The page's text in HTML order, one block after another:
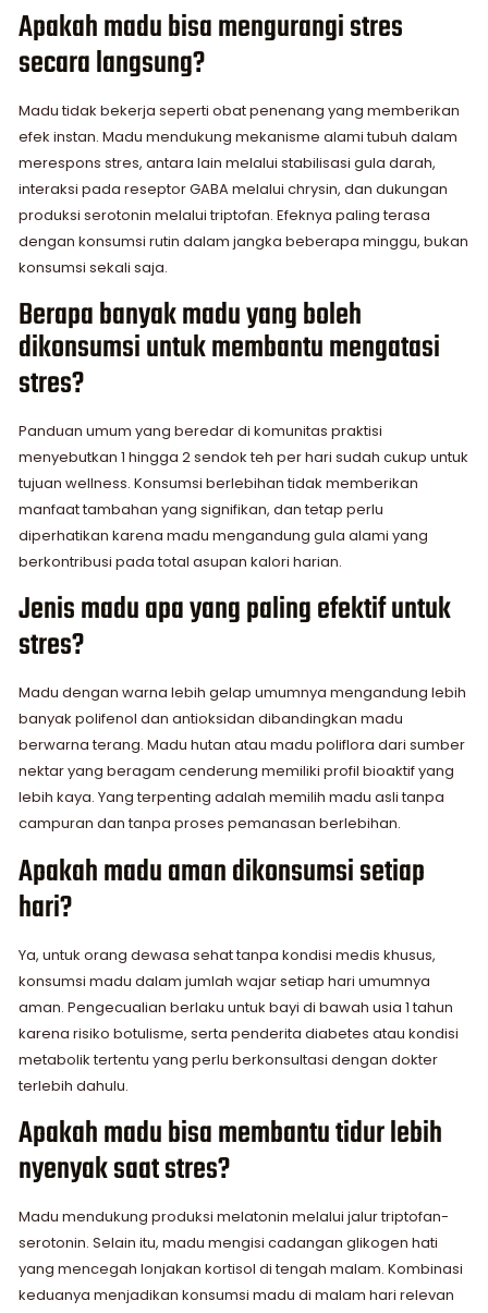
Apakah madu bisa mengurangi stres
secara langsung?
Madu tidak bekerja seperti obat penenang yang memberikan
efek instan. Madu mendukung mekanisme alami tubuh dalam
merespons stres, antara lain melalui stabilisasi gula darah,
interaksi pada reseptor GABA melalui chrysin, dan dukungan
produksi serotonin melalui triptofan. Efeknya paling terasa
dengan konsumsi rutin dalam jangka beberapa minggu, bukan
konsumsi sekali saja.
Berapa banyak madu yang boleh
dikonsumsi untuk membantu mengatasi
stres?
Panduan umum yang beredar di komunitas praktisi
menyebutkan 1 hingga 2 sendok teh per hari sudah cukup untuk
tujuan wellness. Konsumsi berlebihan tidak memberikan
manfaat tambahan yang signifikan, dan tetap perlu
diperhatikan karena madu mengandung gula alami yang
berkontribusi pada total asupan kalori harian.
Jenis madu apa yang paling efektif untuk
stres?
Madu dengan warna lebih gelap umumnya mengandung lebih
banyak polifenol dan antioksidan dibandingkan madu
berwarna terang. Madu hutan atau madu poliflora dari sumber
nektar yang beragam cenderung memiliki profil bioaktif yang
lebih kaya. Yang terpenting adalah memilih madu asli tanpa
campuran dan tanpa proses pemanasan berlebihan.
Apakah madu aman dikonsumsi setiap
hari?
Ya, untuk orang dewasa sehat tanpa kondisi medis khusus,
konsumsi madu dalam jumlah wajar setiap hari umumnya
aman. Pengecualian berlaku untuk bayi di bawah usia 1 tahun
karena risiko botulisme, serta penderita diabetes atau kondisi
metabolik tertentu yang perlu berkonsultasi dengan dokter
terlebih dahulu.
Apakah madu bisa membantu tidur lebih
nyenyak saat stres?
Madu mendukung produksi melatonin melalui jalur triptofan-
serotonin. Selain itu, madu mengisi cadangan glikogen hati
yang mencegah lonjakan kortisol di tengah malam. Kombinasi
keduanya menjadikan konsumsi madu di malam hari relevan